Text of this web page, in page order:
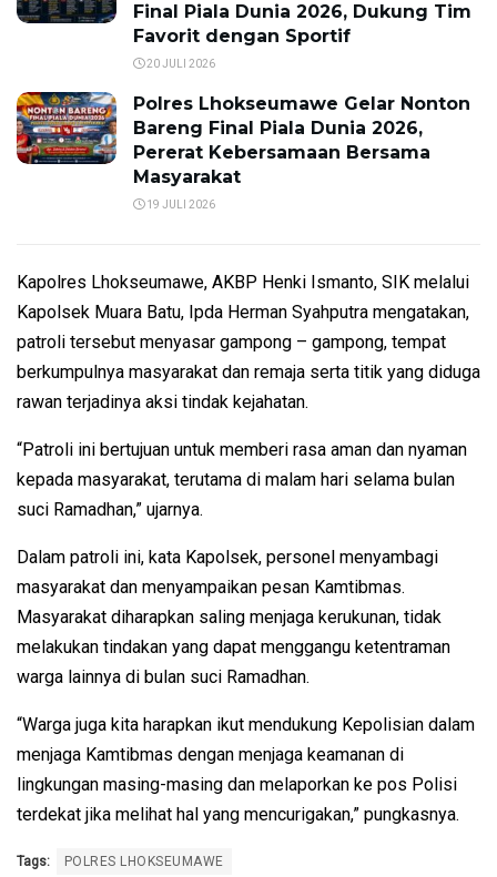
Final Piala Dunia 2026, Dukung Tim
Favorit dengan Sportif
20 JULI 2026
Polres Lhokseumawe Gelar Nonton
Bareng Final Piala Dunia 2026,
Pererat Kebersamaan Bersama
Masyarakat
19 JULI 2026
Kapolres Lhokseumawe, AKBP Henki Ismanto, SIK melalui
Kapolsek Muara Batu, Ipda Herman Syahputra mengatakan,
patroli tersebut menyasar gampong – gampong, tempat
berkumpulnya masyarakat dan remaja serta titik yang diduga
rawan terjadinya aksi tindak kejahatan.
“Patroli ini bertujuan untuk memberi rasa aman dan nyaman
kepada masyarakat, terutama di malam hari selama bulan
suci Ramadhan,” ujarnya.
Dalam patroli ini, kata Kapolsek, personel menyambagi
masyarakat dan menyampaikan pesan Kamtibmas.
Masyarakat diharapkan saling menjaga kerukunan, tidak
melakukan tindakan yang dapat menggangu ketentraman
warga lainnya di bulan suci Ramadhan.
“Warga juga kita harapkan ikut mendukung Kepolisian dalam
menjaga Kamtibmas dengan menjaga keamanan di
lingkungan masing-masing dan melaporkan ke pos Polisi
terdekat jika melihat hal yang mencurigakan,” pungkasnya.
Tags: POLRES LHOKSEUMAWE